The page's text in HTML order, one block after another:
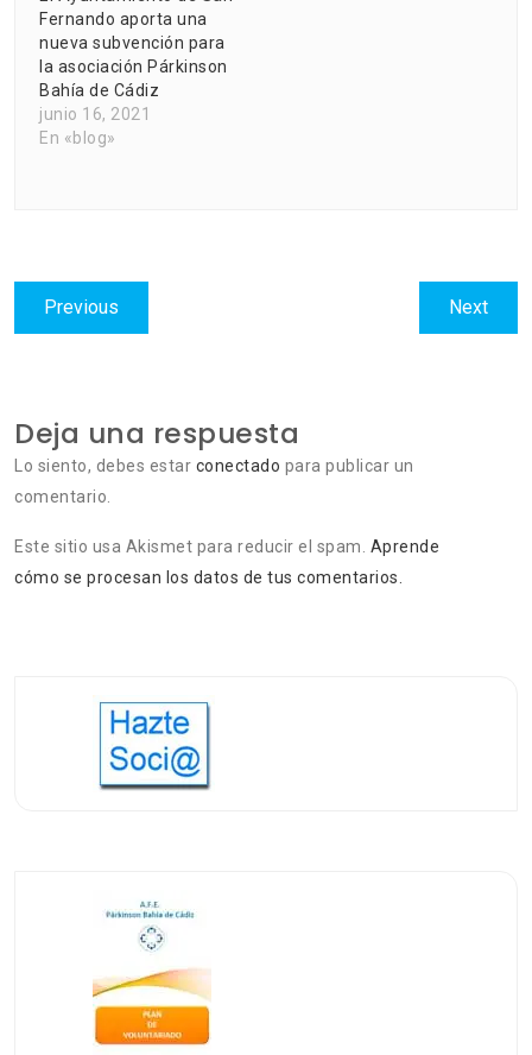
Fernando aporta una
nueva subvención para
la asociación Párkinson
Bahía de Cádiz
junio 16, 2021
En «blog»
Navegación
de
Previous
post:
NextNext
post:
Deja una respuesta
Lo siento, debes estar conectado para publicar un
comentario.
Este sitio usa Akismet para reducir el spam. Aprende
cómo se procesan los datos de tus comentarios.